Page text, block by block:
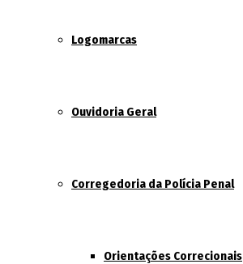
Logomarcas
Ouvidoria Geral
Corregedoria da Polícia Penal
Orientações Correcionais